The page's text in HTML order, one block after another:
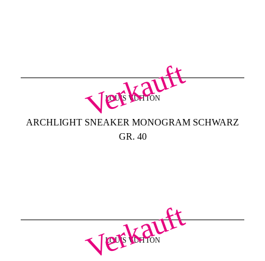
Verkauft
LOUIS VUITTON
ARCHLIGHT SNEAKER MONOGRAM SCHWARZ
GR. 40
Verkauft
LOUIS VUITTON